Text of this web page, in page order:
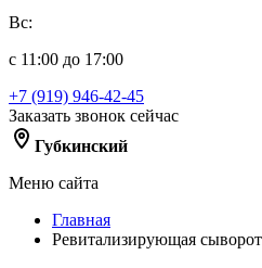
Вс:
с 11:00 до 17:00
+7 (919) 946-42-45
Заказать звонок сейчас
Губкинский
Меню сайта
Главная
Ревитализирующая